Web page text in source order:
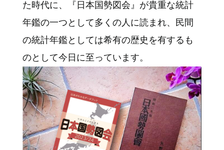
た時代に、『日本国勢図会』が貴重な統計
年鑑の一つとして多くの人に読まれ、民間
の統計年鑑としては希有の歴史を有するも
のとして今日に至っています。